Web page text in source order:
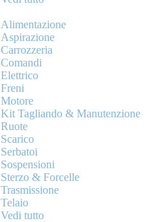
Alimentazione
Aspirazione
Carrozzeria
Comandi
Elettrico
Freni
Motore
Kit Tagliando & Manutenzione
Ruote
Scarico
Serbatoi
Sospensioni
Sterzo & Forcelle
Trasmissione
Telaio
Vedi tutto